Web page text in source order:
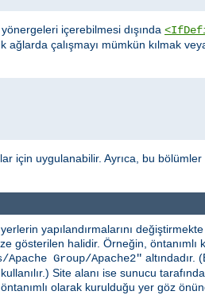
içerebilmesi dışında
ağlarda çalışmayı mümkün kılmak
için uygulanabilir. Ayrıca, bu bölümler
yapılandırmalarını
gösterilen halidir. Örneğin,
Group/Apache2" altındadır.
Site alanı ise sunucu
olarak kurulduğu yer göz